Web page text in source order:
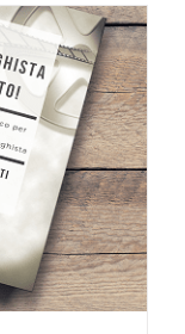
DETTAGLI